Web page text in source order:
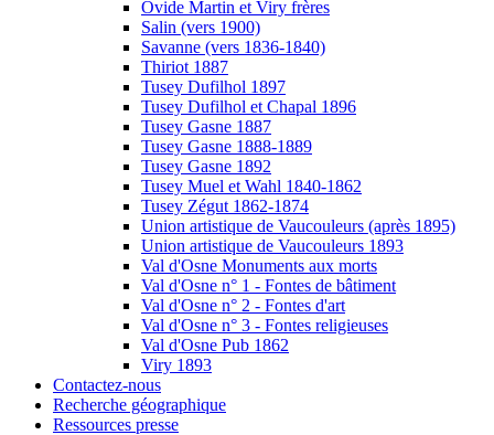
Ovide Martin et Viry frères
Salin (vers 1900)
Savanne (vers 1836-1840)
Thiriot 1887
Tusey Dufilhol 1897
Tusey Dufilhol et Chapal 1896
Tusey Gasne 1887
Tusey Gasne 1888-1889
Tusey Gasne 1892
Tusey Muel et Wahl 1840-1862
Tusey Zégut 1862-1874
Union artistique de Vaucouleurs (après 1895)
Union artistique de Vaucouleurs 1893
Val d'Osne Monuments aux morts
Val d'Osne n° 1 - Fontes de bâtiment
Val d'Osne n° 2 - Fontes d'art
Val d'Osne n° 3 - Fontes religieuses
Val d'Osne Pub 1862
Viry 1893
Contactez-nous
Recherche géographique
Ressources presse